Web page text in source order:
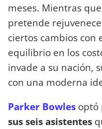
meses. Mientras que
pretende
ciertos cambios con
equilibrio en los
invade a su nación,
con una moderna
Parker Bowles optó
sus seis asistentes